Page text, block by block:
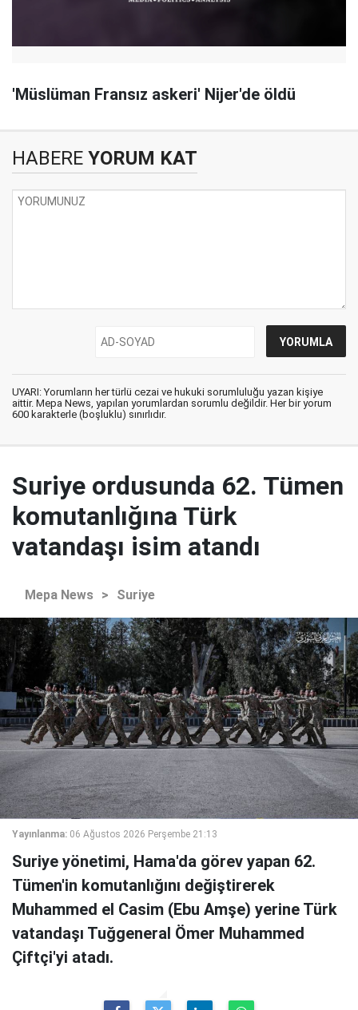
'Müslüman Fransız askeri' Nijer'de öldü
HABERE YORUM KAT
UYARI: Yorumların her türlü cezai ve hukuki sorumluluğu yazan kişiye
aittir. Mepa News, yapılan yorumlardan sorumlu değildir. Her bir yorum
600 karakterle (boşluklu) sınırlıdır.
Suriye ordusunda 62. Tümen
komutanlığına Türk
vatandaşı isim atandı
Mepa News > Suriye
Yayınlanma: 06 Ağustos 2026 Perşembe 21:13
Suriye yönetimi, Hama'da görev yapan 62.
Tümen'in komutanlığını değiştirerek
Muhammed el Casim (Ebu Amşe) yerine Türk
vatandaşı Tuğgeneral Ömer Muhammed
Çiftçi'yi atadı.